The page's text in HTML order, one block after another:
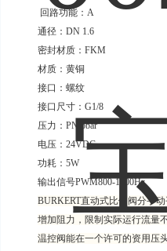
回路功能：A
通径：DN 1.6
密封材质：FKM
材质：黄铜
接口：螺纹
接口尺寸：G1/8
压力：PN 6bar
电压：24VDC
功耗：5W
输出信号PWM800-1000Hz
BURKERT直动式比例阀分手
增加阻力，限制实际运行流量
温控阀能在一个许可的资用压